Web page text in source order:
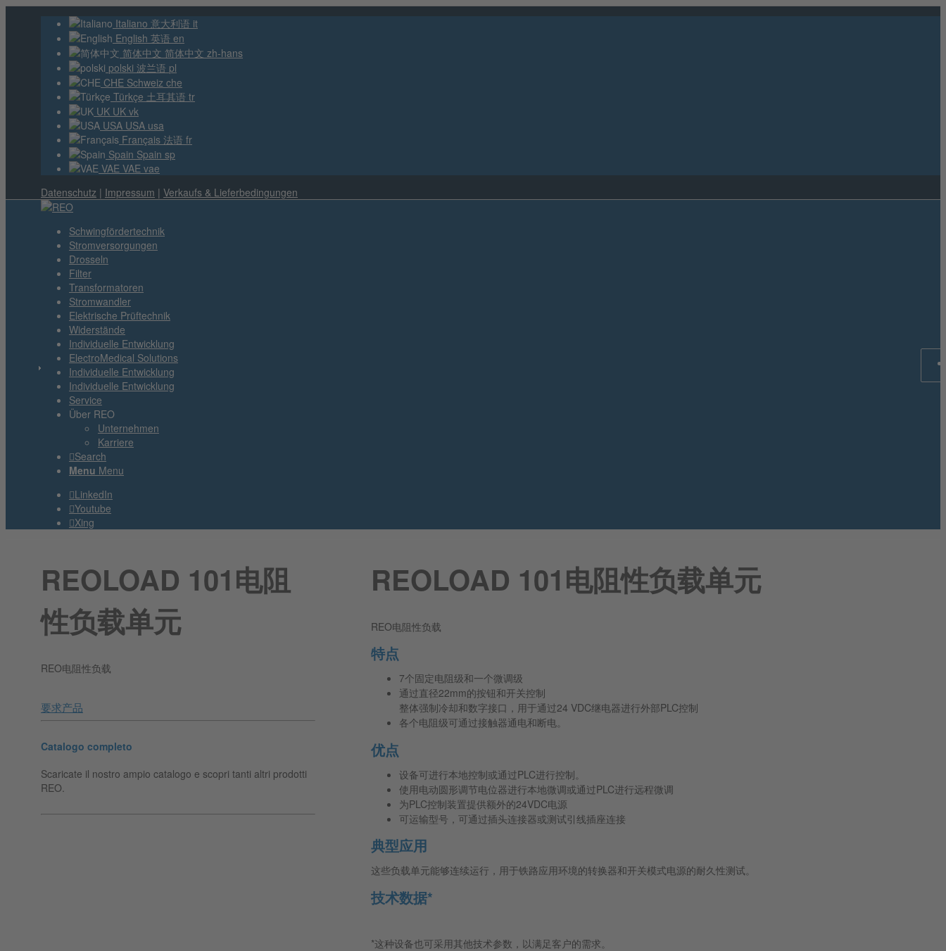
Italiano 意大利语 it
English 英语 en
简体中文 简体中文 zh-hans
polski 波兰语 pl
CHE Schweiz che
Türkçe 土耳其语 tr
UK UK vk
USA USA usa
Français 法语 fr
Spain Spain sp
VAE VAE vae
Datenschutz | Impressum | Verkaufs & Lieferbedingungen
Schwingfördertechnik
Stromversorgungen
Drosseln
Filter
Transformatoren
Stromwandler
Elektrische Prüftechnik
Widerstände
Individuelle Entwicklung
ElectroMedical Solutions
Individuelle Entwicklung
Individuelle Entwicklung
Service
Über REO
Unternehmen
Karriere
Search
Menu Menu
LinkedIn
Youtube
Xing
REOLOAD 101电阻
性负载单元
REO电阻性负载
要求产品
Catalogo completo
Scaricate il nostro ampio catalogo e scopri tanti altri prodotti
REO.
REOLOAD 101电阻性负载单元
REO电阻性负载
特点
7个固定电阻级和一个微调级
通过直径22mm的按钮和开关控制
整体强制冷却和数字接口，用于通过24 VDC继电器进行外部PLC控制
各个电阻级可通过接触器通电和断电。
优点
设备可进行本地控制或通过PLC进行控制。
使用电动圆形调节电位器进行本地微调或通过PLC进行远程微调
为PLC控制装置提供额外的24VDC电源
可运输型号，可通过插头连接器或测试引线插座连接
典型应用
这些负载单元能够连续运行，用于铁路应用环境的转换器和开关模式电源的耐久性测试。
技术数据*
*这种设备也可采用其他技术参数，以满足客户的需求。